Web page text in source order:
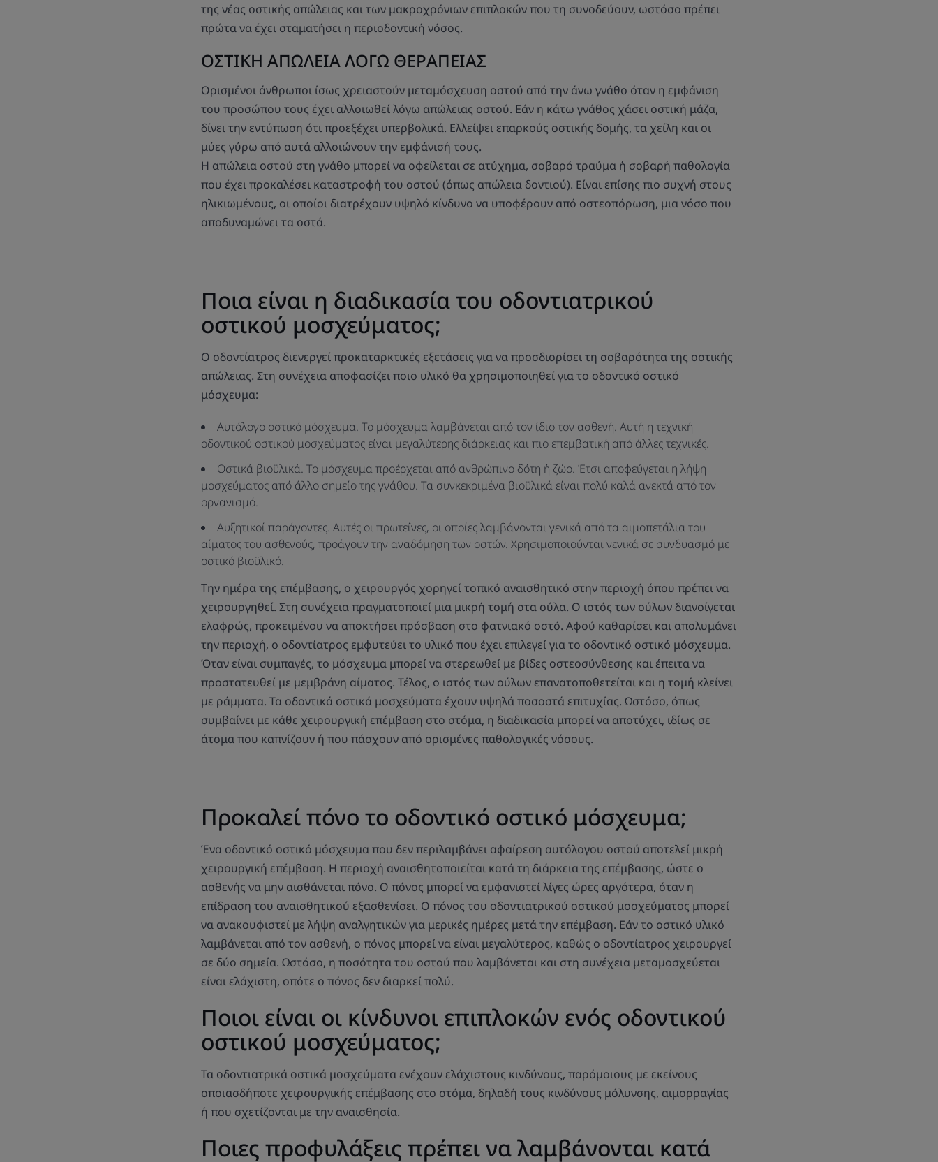
της νέας οστικής απώλειας και των μακροχρόνιων επιπλοκών που τη συνοδεύουν, ωστόσο πρέπει
πρώτα να έχει σταματήσει η περιοδοντική νόσος.
ΟΣΤΙΚΗ ΑΠΩΛΕΙΑ ΛΟΓΩ ΘΕΡΑΠΕΙΑΣ
Ορισμένοι άνθρωποι ίσως χρειαστούν μεταμόσχευση οστού από την άνω γνάθο όταν η εμφάνιση
του προσώπου τους έχει αλλοιωθεί λόγω απώλειας οστού. Εάν η κάτω γνάθος χάσει οστική μάζα,
δίνει την εντύπωση ότι προεξέχει υπερβολικά. Ελλείψει επαρκούς οστικής δομής, τα χείλη και οι
μύες γύρω από αυτά αλλοιώνουν την εμφάνισή τους.
Η απώλεια οστού στη γνάθο μπορεί να οφείλεται σε ατύχημα, σοβαρό τραύμα ή σοβαρή παθολογία
που έχει προκαλέσει καταστροφή του οστού (όπως απώλεια δοντιού). Είναι επίσης πιο συχνή στους
ηλικιωμένους, οι οποίοι διατρέχουν υψηλό κίνδυνο να υποφέρουν από οστεοπόρωση, μια νόσο που
αποδυναμώνει τα οστά.
Ποια είναι η διαδικασία του οδοντιατρικού
οστικού μοσχεύματος;
Ο οδοντίατρος διενεργεί προκαταρκτικές εξετάσεις για να προσδιορίσει τη σοβαρότητα της οστικής
απώλειας. Στη συνέχεια αποφασίζει ποιο υλικό θα χρησιμοποιηθεί για το οδοντικό οστικό
μόσχευμα:
Αυτόλογο οστικό μόσχευμα. Το μόσχευμα λαμβάνεται από τον ίδιο τον ασθενή. Αυτή η τεχνική
οδοντικού οστικού μοσχεύματος είναι μεγαλύτερης διάρκειας και πιο επεμβατική από άλλες τεχνικές.
Οστικά βιοϋλικά. Το μόσχευμα προέρχεται από ανθρώπινο δότη ή ζώο. Έτσι αποφεύγεται η λήψη
μοσχεύματος από άλλο σημείο της γνάθου. Τα συγκεκριμένα βιοϋλικά είναι πολύ καλά ανεκτά από τον
οργανισμό.
Αυξητικοί παράγοντες. Αυτές οι πρωτεΐνες, οι οποίες λαμβάνονται γενικά από τα αιμοπετάλια του
αίματος του ασθενούς, προάγουν την αναδόμηση των οστών. Χρησιμοποιούνται γενικά σε συνδυασμό με
οστικό βιοϋλικό.
Την ημέρα της επέμβασης, ο χειρουργός χορηγεί τοπικό αναισθητικό στην περιοχή όπου πρέπει να
χειρουργηθεί. Στη συνέχεια πραγματοποιεί μια μικρή τομή στα ούλα. Ο ιστός των ούλων διανοίγεται
ελαφρώς, προκειμένου να αποκτήσει πρόσβαση στο φατνιακό οστό. Αφού καθαρίσει και απολυμάνει
την περιοχή, ο οδοντίατρος εμφυτεύει το υλικό που έχει επιλεγεί για το οδοντικό οστικό μόσχευμα.
Όταν είναι συμπαγές, το μόσχευμα μπορεί να στερεωθεί με βίδες οστεοσύνθεσης και έπειτα να
προστατευθεί με μεμβράνη αίματος. Τέλος, ο ιστός των ούλων επανατοποθετείται και η τομή κλείνει
με ράμματα. Τα οδοντικά οστικά μοσχεύματα έχουν υψηλά ποσοστά επιτυχίας. Ωστόσο, όπως
συμβαίνει με κάθε χειρουργική επέμβαση στο στόμα, η διαδικασία μπορεί να αποτύχει, ιδίως σε
άτομα που καπνίζουν ή που πάσχουν από ορισμένες παθολογικές νόσους.
Προκαλεί πόνο το οδοντικό οστικό μόσχευμα;
Ένα οδοντικό οστικό μόσχευμα που δεν περιλαμβάνει αφαίρεση αυτόλογου οστού αποτελεί μικρή
χειρουργική επέμβαση. Η περιοχή αναισθητοποιείται κατά τη διάρκεια της επέμβασης, ώστε ο
ασθενής να μην αισθάνεται πόνο. Ο πόνος μπορεί να εμφανιστεί λίγες ώρες αργότερα, όταν η
επίδραση του αναισθητικού εξασθενίσει. Ο πόνος του οδοντιατρικού οστικού μοσχεύματος μπορεί
να ανακουφιστεί με λήψη αναλγητικών για μερικές ημέρες μετά την επέμβαση. Εάν το οστικό υλικό
λαμβάνεται από τον ασθενή, ο πόνος μπορεί να είναι μεγαλύτερος, καθώς ο οδοντίατρος χειρουργεί
σε δύο σημεία. Ωστόσο, η ποσότητα του οστού που λαμβάνεται και στη συνέχεια μεταμοσχεύεται
είναι ελάχιστη, οπότε ο πόνος δεν διαρκεί πολύ.
Ποιοι είναι οι κίνδυνοι επιπλοκών ενός οδοντικού
οστικού μοσχεύματος;
Τα οδοντιατρικά οστικά μοσχεύματα ενέχουν ελάχιστους κινδύνους, παρόμοιους με εκείνους
οποιασδήποτε χειρουργικής επέμβασης στο στόμα, δηλαδή τους κινδύνους μόλυνσης, αιμορραγίας
ή που σχετίζονται με την αναισθησία.
Ποιες προφυλάξεις πρέπει να λαμβάνονται κατά